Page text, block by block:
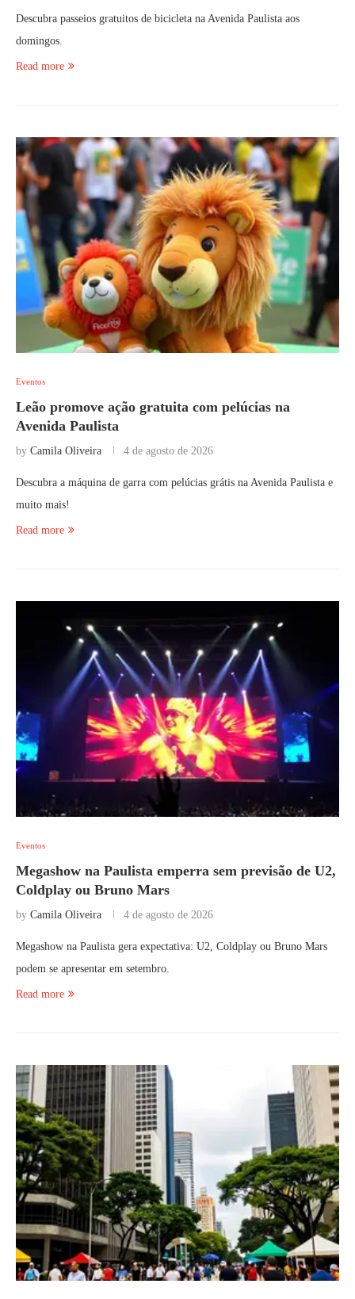
Descubra passeios gratuitos de bicicleta na Avenida Paulista aos
domingos.
Read more
Eventos
Leão promove ação gratuita com pelúcias na
Avenida Paulista
by Camila Oliveira 4 de agosto de 2026
Descubra a máquina de garra com pelúcias grátis na Avenida Paulista e
muito mais!
Read more
Eventos
Megashow na Paulista emperra sem previsão de U2,
Coldplay ou Bruno Mars
by Camila Oliveira 4 de agosto de 2026
Megashow na Paulista gera expectativa: U2, Coldplay ou Bruno Mars
podem se apresentar em setembro.
Read more